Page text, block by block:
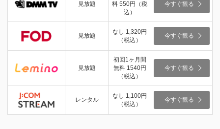
見放題
料 550円（税
込）
今すぐ観る
見放題
なし 1,320円
（税込）
今すぐ観る
見放題
初回1ヶ月間
無料 1540円
（税込）
今すぐ観る
レンタル
なし 1,100円
（税込）
今すぐ観る